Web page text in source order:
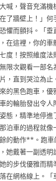
喊，聲音充滿機
了牆壁上！」何
懼而顫抖。「垂
，在這裡，你的
！按照維度法
限次觀看一部
，直到哭泣為止
的黑色跑車，優
的輪胎發出令人
態，精準地停進
泊車的過程就像
的動作**。跑車
她戴著一副透明
的步伐優雅而精
在網格線上。「